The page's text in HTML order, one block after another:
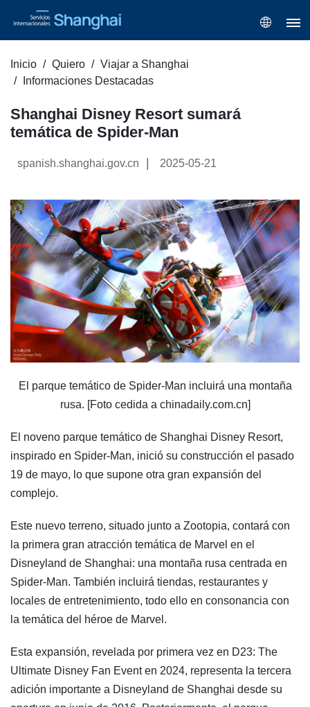
Inicio Quiero
Viajar a Shanghai
Informaciones Destacadas
Shanghai Disney Resort sumará
temática de Spider-Man
spanish.shanghai.gov.cn 2025-05-21
El parque temático de Spider-Man incluirá una montaña
rusa. [Foto cedida a chinadaily.com.cn]
El noveno parque temático de Shanghai Disney Resort,
inspirado en Spider-Man, inició su construcción el pasado
19 de mayo, lo que supone otra gran expansión del
complejo.
Este nuevo terreno, situado junto a Zootopia, contará con
la primera gran atracción temática de Marvel en el
Disneyland de Shanghai: una montaña rusa centrada en
Spider-Man. También incluirá tiendas, restaurantes y
locales de entretenimiento, todo ello en consonancia con
la temática del héroe de Marvel.
Esta expansión, revelada por primera vez en D23: The
Ultimate Disney Fan Event en 2024, representa la tercera
adición importante a Disneyland de Shanghai desde su